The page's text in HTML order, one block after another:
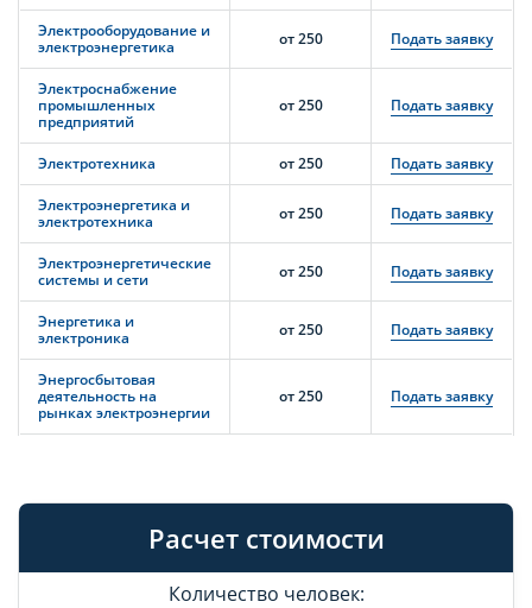
Электрооборудование и
электроэнергетика
от 250 Подать заявку
Электроснабжение
промышленных
предприятий
от 250 Подать заявку
Электротехника от 250 Подать заявку
Электроэнергетика и
электротехника
от 250 Подать заявку
Электроэнергетические
системы и сети
от 250 Подать заявку
Энергетика и
электроника
от 250 Подать заявку
Энергосбытовая
деятельность на
рынках электроэнергии
от 250 Подать заявку
Расчет стоимости
Количество человек: